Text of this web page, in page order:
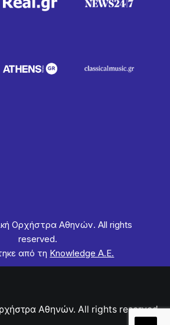
Ορχήστρα Αθηνών. All rights
reserved.
από τη Knowledge Α.Ε.
Αθηνών. All rights reserved